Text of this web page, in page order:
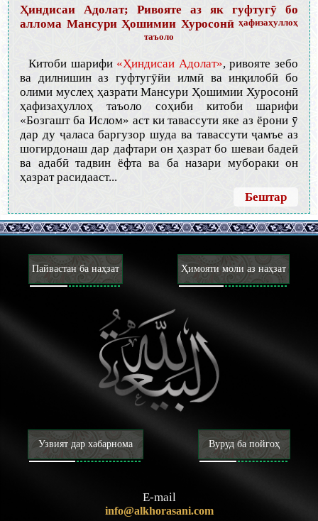
Ҳиндисаи Адолат; Ривояте аз як гуфтугӯ бо
аллома Мансури Ҳошимии Хуросонӣ ҳафизаҳуллоҳ
таъоло
Китоби шарифи «Ҳиндисаи Адолат», ривояте зебо
ва дилнишин аз гуфтугӯйи илмӣ ва инқилобӣ бо
олими муслеҳ ҳазрати Мансури Ҳошимии Хуросонӣ
ҳафизаҳуллоҳ таъоло соҳиби китоби шарифи
«Бозгашт ба Ислом» аст ки тавассути яке аз ёрони ӯ
дар ду ҷаласа баргузор шуда ва тавассути ҷамъе аз
шогирдонаш дар дафтари он ҳазрат бо шеваи бадеӣ
ва адабӣ тадвин ёфта ва ба назари мубораки он
ҳазрат расидааст...
Бештар
Пайвастан ба наҳзат Ҳимояти моли аз наҳзат
Узвият дар хабарнома Вуруд ба пойгоҳ
E-mail
info@alkhorasani.com